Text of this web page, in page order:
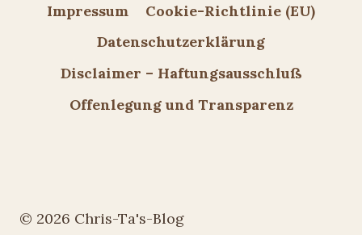
Impressum
Cookie-Richtlinie (EU)
Datenschutzerklärung
Disclaimer – Haftungsausschluß
Offenlegung und Transparenz
© 2026 Chris-Ta's-Blog